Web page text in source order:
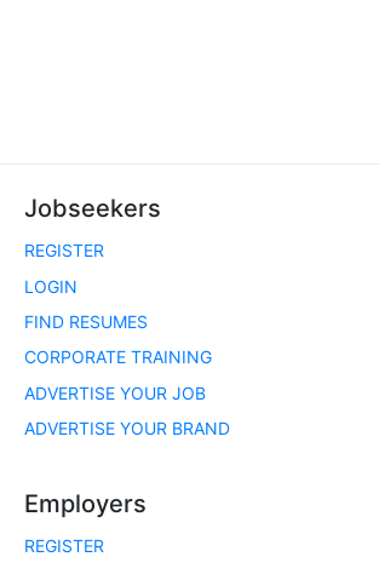
Jobseekers
REGISTER
LOGIN
FIND RESUMES
CORPORATE TRAINING
ADVERTISE YOUR JOB
ADVERTISE YOUR BRAND
Employers
REGISTER